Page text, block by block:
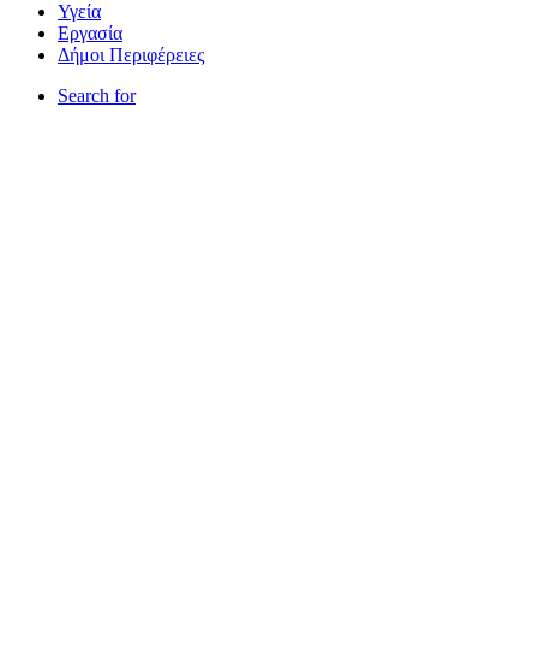
Υγεία
Εργασία
Δήμοι Περιφέρειες
Search for